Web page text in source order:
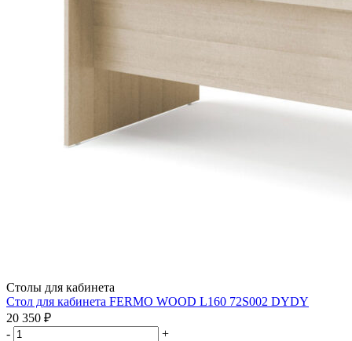
Столы для кабинета
Стол для кабинета FERMO WOOD L160 72S002 DYDY
20 350 ₽
-
+